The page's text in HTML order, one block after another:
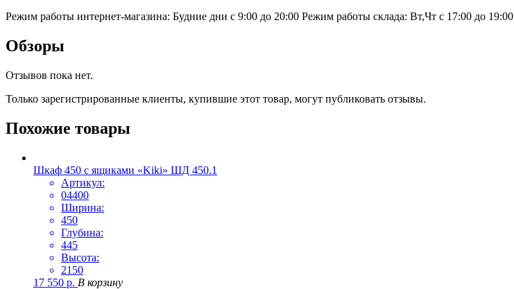
Режим работы интернет-магазина: Будние дни с 9:00 до 20:00 Режим работы склада: Вт,Чт с 17:00 до 19:00
Обзоры
Отзывов пока нет.
Только зарегистрированные клиенты, купившие этот товар, могут публиковать отзывы.
Похожие товары
Шкаф 450 с ящиками «Kiki» ШД 450.1
Артикул:
04400
Ширина:
450
Глубина:
445
Высота:
2150
17 550 р. В корзину